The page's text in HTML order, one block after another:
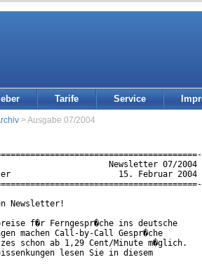
Tarife Service
> Ausgabe 07/2004
Newsletter 07/2004
15. Februar 2004
Newsletter!
f�r Ferngespr�che ins deutsche
machen Call-by-Call Gespr�che
schon ab 1,29 Cent/Minute m�glich.
lesen Sie in diesem